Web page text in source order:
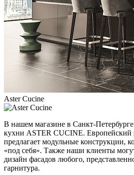
Aster Сucine
В нашем магазине в Санкт-
кухни ASTER CUCINE. Европейский
предлагает модульные конструкции,
«под себя». Также наши клиенты
дизайн фасадов любого,
гарнитура.